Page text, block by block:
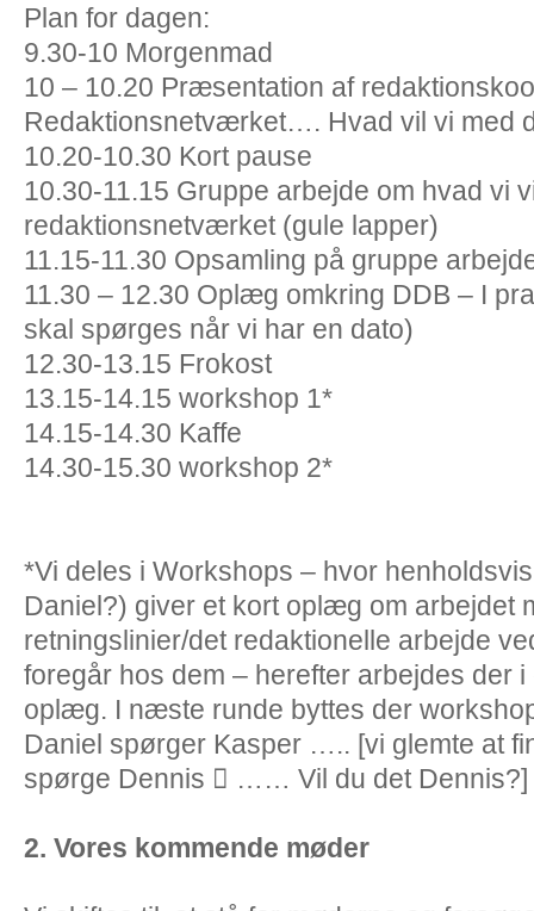
Plan for dagen:
9.30-10 Morgenmad
10 – 10.20 Præsentation af
Redaktionsnetværket…. Hvad vil vi med
10.20-10.30 Kort pause
10.30-11.15 Gruppe arbejde om hvad vi
redaktionsnetværket (gule lapper)
11.15-11.30 Opsamling på gruppe
11.30 – 12.30 Oplæg omkring DDB – I
skal spørges når vi har en dato)
12.30-13.15 Frokost
13.15-14.15 workshop 1*
14.15-14.30 Kaffe
14.30-15.30 workshop 2*
*Vi deles i Workshops – hvor
Daniel?) giver et kort oplæg om arbejdet
retningslinier/det redaktionelle arbejde
foregår hos dem – herefter arbejdes der
oplæg. I næste runde byttes der
Daniel spørger Kasper ….. [vi glemte at
spørge Dennis  …… Vil du det Dennis?]
2. Vores kommende møder